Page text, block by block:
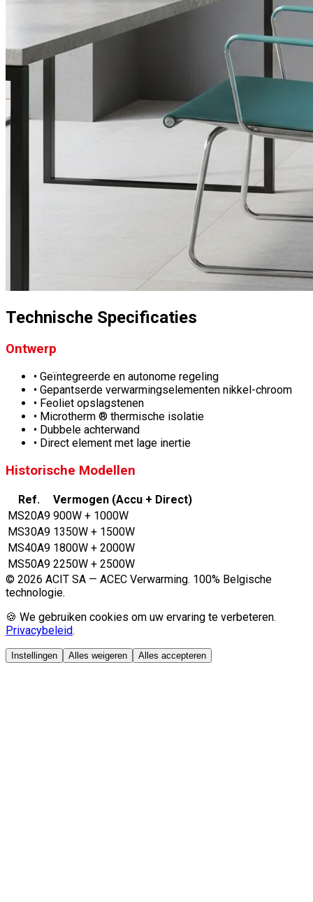
Technische Specificaties
Ontwerp
• Geïntegreerde en autonome regeling
• Gepantserde verwarmingselementen nikkel-chroom
• Feoliet opslagstenen
• Microtherm ® thermische isolatie
• Dubbele achterwand
• Direct element met lage inertie
Historische Modellen
Ref.
Vermogen (Accu + Direct)
MS20A9 900W + 1000W
MS30A9 1350W + 1500W
MS40A9 1800W + 2000W
MS50A9 2250W + 2500W
© 2026 ACIT SA — ACEC Verwarming. 100% Belgische
technologie.
🍪 We gebruiken cookies om uw ervaring te verbeteren.
Privacybeleid.
Instellingen Alles weigeren Alles accepteren